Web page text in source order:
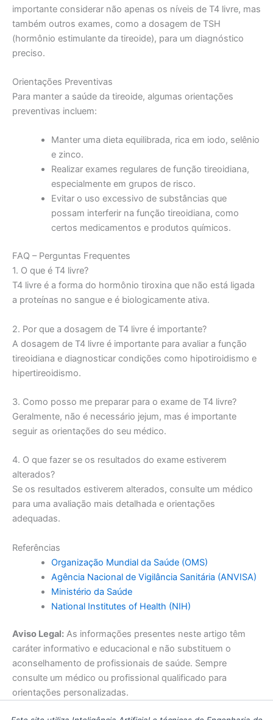
importante considerar não apenas os níveis de T4 livre, mas
também outros exames, como a dosagem de TSH
(hormônio estimulante da tireoide), para um diagnóstico
preciso.
Orientações Preventivas
Para manter a saúde da tireoide, algumas orientações
preventivas incluem:
Manter uma dieta equilibrada, rica em iodo, selênio
e zinco.
Realizar exames regulares de função tireoidiana,
especialmente em grupos de risco.
Evitar o uso excessivo de substâncias que
possam interferir na função tireoidiana, como
certos medicamentos e produtos químicos.
FAQ – Perguntas Frequentes
1. O que é T4 livre?
T4 livre é a forma do hormônio tiroxina que não está ligada
a proteínas no sangue e é biologicamente ativa.
2. Por que a dosagem de T4 livre é importante?
A dosagem de T4 livre é importante para avaliar a função
tireoidiana e diagnosticar condições como hipotiroidismo e
hipertireoidismo.
3. Como posso me preparar para o exame de T4 livre?
Geralmente, não é necessário jejum, mas é importante
seguir as orientações do seu médico.
4. O que fazer se os resultados do exame estiverem
alterados?
Se os resultados estiverem alterados, consulte um médico
para uma avaliação mais detalhada e orientações
adequadas.
Referências
Organização Mundial da Saúde (OMS)
Agência Nacional de Vigilância Sanitária (ANVISA)
Ministério da Saúde
National Institutes of Health (NIH)
Aviso Legal: As informações presentes neste artigo têm
caráter informativo e educacional e não substituem o
aconselhamento de profissionais de saúde. Sempre
consulte um médico ou profissional qualificado para
orientações personalizadas.